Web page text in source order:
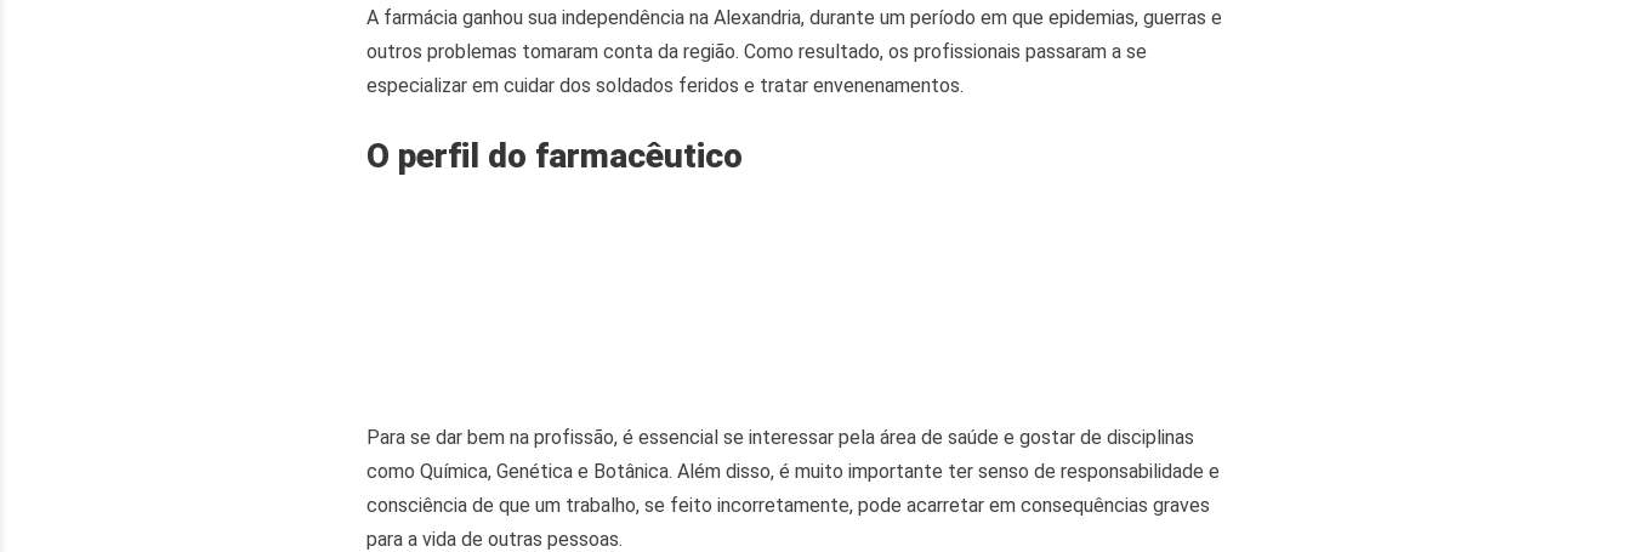
A farmácia ganhou sua independência na Alexandria, durante um período em que epidemias, guerras e
outros problemas tomaram conta da região. Como resultado, os profissionais passaram a se
especializar em cuidar dos soldados feridos e tratar envenenamentos.
O perfil do farmacêutico
Para se dar bem na profissão, é essencial se interessar pela área de saúde e gostar de disciplinas
como Química, Genética e Botânica. Além disso, é muito importante ter senso de responsabilidade e
consciência de que um trabalho, se feito incorretamente, pode acarretar em consequências graves
para a vida de outras pessoas.